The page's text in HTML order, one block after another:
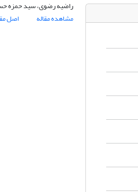
راضیه رضوی، سید حمزه
مشاهده مقاله
اصل